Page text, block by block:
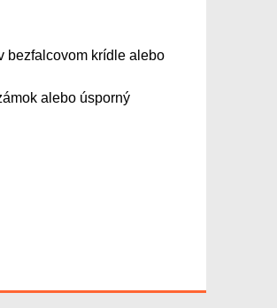
bezfalcovom krídle alebo
alebo úsporný